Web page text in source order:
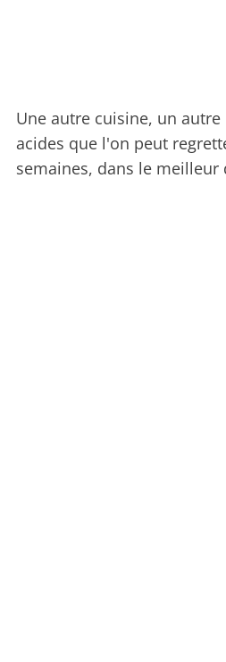
Une autre cuisine, un
acides que l'on peut
semaines, dans le meilleur